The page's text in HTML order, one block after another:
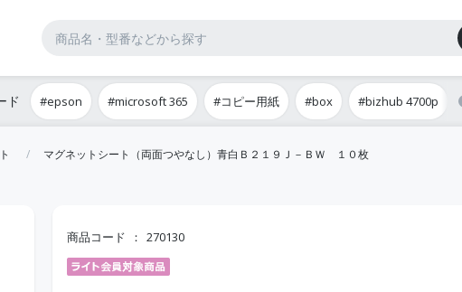
ド #epson #microsoft 365 #コピー用紙 #box #bizhub 4700p
マグネットシート（両面つやなし）青白Ｂ２１９Ｊ－ＢＷ １０枚
商品コード 270130